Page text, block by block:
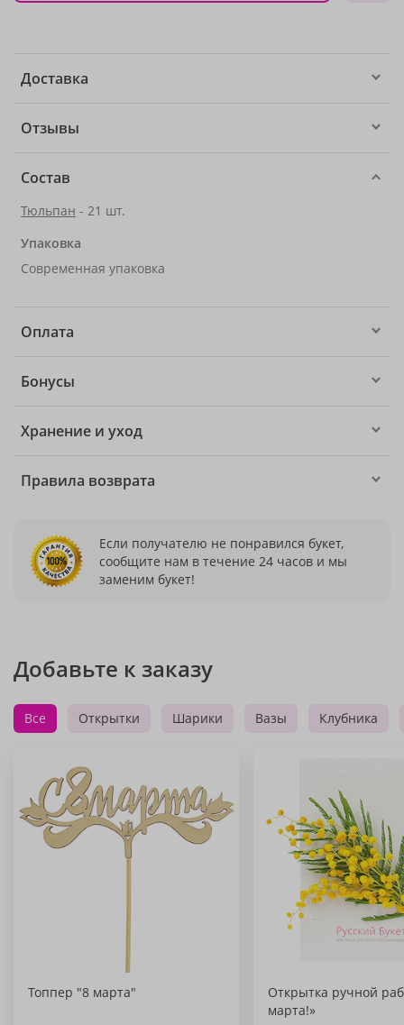
Доставка
Отзывы
Состав
Тюльпан - 21 шт.
Упаковка
Современная упаковка
Оплата
Бонусы
Хранение и уход
Правила возврата
Если получателю не понравился букет,
сообщите нам в течение 24 часов и мы
заменим букет!
Добавьте к заказу
Все Открытки Шарики Вазы Клубника
Топпер "8 марта"
Открытка ручной
марта!»